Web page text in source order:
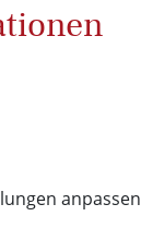
anpassen